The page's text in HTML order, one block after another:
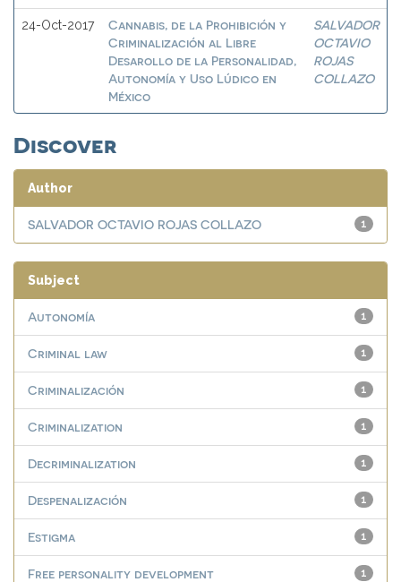
24-Oct-2017
Cannabis, de la Prohibición y
Criminalización al Libre
Desarollo de la Personalidad,
Autonomía y Uso Lúdico en
México
SALVADOR
OCTAVIO
ROJAS
COLLAZO
Discover
Author
1
SALVADOR OCTAVIO ROJAS COLLAZO
Subject
1
Autonomía
1
Criminal law
1
Criminalización
1
Criminalization
1
Decriminalization
1
Despenalización
1
Estigma
1
Free personality development